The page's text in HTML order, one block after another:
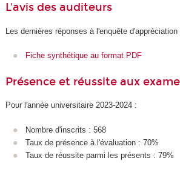
L'avis des auditeurs
Les dernières réponses à l'enquête
Fiche synthétique au format PDF
Présence et réussite aux
Pour l'année universitaire 2023-2024 :
Nombre d'inscrits : 568
Taux de présence à l'évaluation : 70%
Taux de réussite parmi les présents : 79%